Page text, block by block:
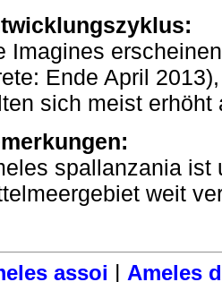
Imagines
Ende April
sich meist
spallanzania ist
weit
assoi | Ameles